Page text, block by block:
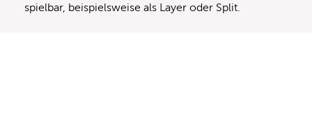
spielbar, beispielsweise als Layer oder Split.